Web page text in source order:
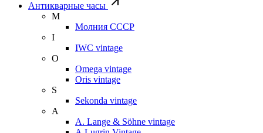
Антикварные часы
М
Молния СССР
I
IWC vintage
O
Omega vintage
Oris vintage
S
Sekonda vintage
A
A. Lange & Söhne vintage